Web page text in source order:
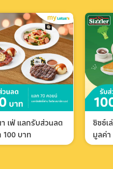
เฟ่ แลกรับส่วนลด
100 บาท
ซิซซ์เ
มูลค่า